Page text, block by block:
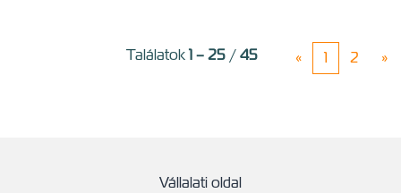
Találatok1 – 25 /45 « 1 2 »
Vállalati oldal